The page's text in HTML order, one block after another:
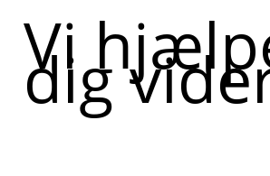
Vi
dig